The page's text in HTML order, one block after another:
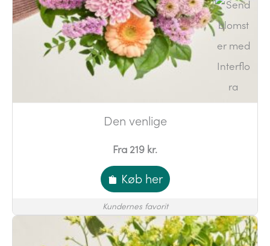
Den venlige
Fra 219 kr.
Køb her
Kundernes favorit